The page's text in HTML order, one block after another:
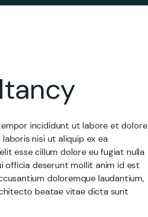
incididunt ut labore et dolore
nisi ut aliquip ex ea
esse cillum dolore eu fugiat nulla
officia deserunt mollit anim id est
doloremque laudantium,
beatae vitae dicta sunt